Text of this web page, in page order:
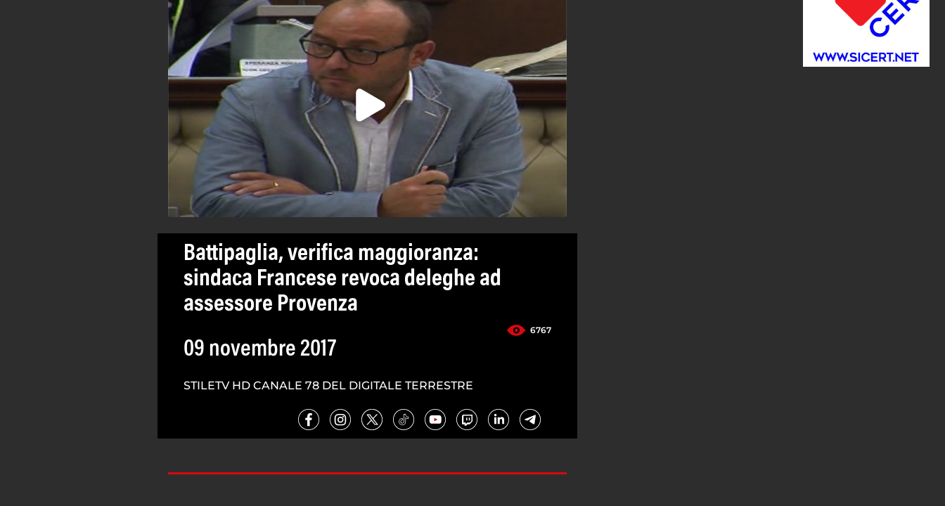
Battipaglia, verifica maggioranza:
sindaca Francese revoca deleghe ad
assessore Provenza
6767
09 novembre 2017
STILETV HD CANALE 78 DEL DIGITALE TERRESTRE